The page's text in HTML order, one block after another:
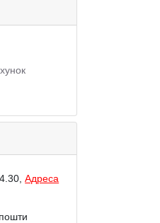
Адреса